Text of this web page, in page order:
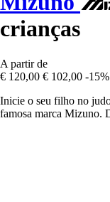
crianças
A partir de
€ 120,00 € 102,00 -15%
Inicie o seu filho no
famosa marca Mizuno.